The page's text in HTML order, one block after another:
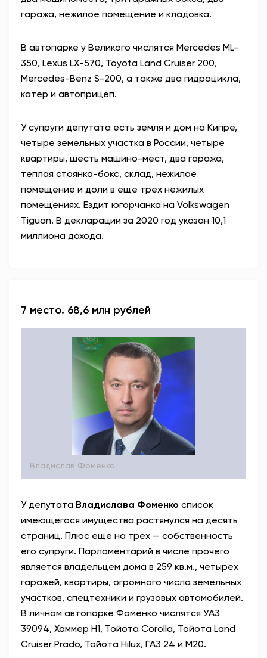
гаража, нежилое помещение и кладовка.
В автопарке у Великого числятся Mercedes ML-
350, Lexus LX-570, Toyota Land Cruiser 200,
Mercedes-Benz S-200, а также два гидроцикла,
катер и автоприцеп.
У супруги депутата есть земля и дом на Кипре,
четыре земельных участка в России, четыре
квартиры, шесть машино-мест, два гаража,
теплая стоянка-бокс, склад, нежилое
помещение и доли в еще трех нежилых
помещениях. Ездит югорчанка на Volkswagen
Tiguan. В декларации за 2020 год указан 10,1
миллиона дохода.
7 место. 68,6 млн рублей
Владислав Фоменко
У депутата Владислава Фоменко список
имеющегося имущества растянулся на десять
страниц. Плюс еще на трех — собственность
его супруги. Парламентарий в числе прочего
является владельцем дома в 259 кв.м., четырех
гаражей, квартиры, огромного числа земельных
участков, спецтехники и грузовых автомобилей.
В личном автопарке Фоменко числятся УA3
39094, Хаммер H1, Тойота Corolla, Тойота Land
Cruiser Prado, Тойота Hilux, ГA3 24 и М20.